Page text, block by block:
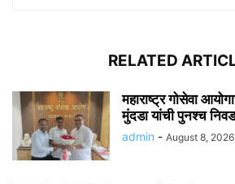
RELATED
महाराष्ट्र गोसेवा
मुंदडा यांची पुनश्च
admin - August 8, 2026